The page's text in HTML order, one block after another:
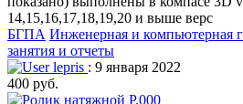
14,15,16,17,18,19,20 и выше верс
БГПА Инженерная и компьютерная
занятия и отчеты
lepris : 9 января 2022
400 руб.